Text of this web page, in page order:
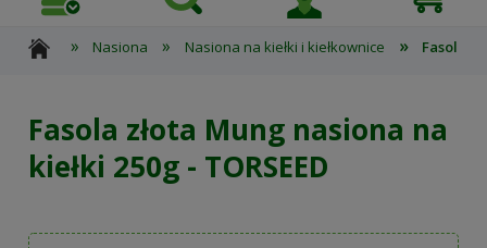
» Nasiona » Nasiona na kiełki i kiełkownice » Fasola
Fasola złota Mung nasiona na
kiełki 250g - TORSEED